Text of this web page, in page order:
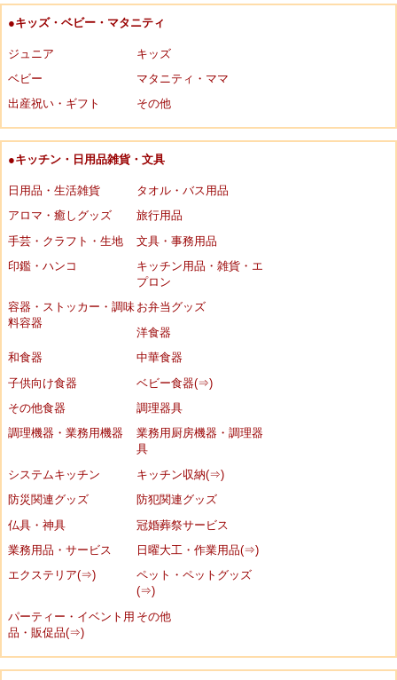
●キッズ・ベビー・マタニティ
ジュニア
キッズ
ベビー
マタニティ・ママ
出産祝い・ギフト
その他
●キッチン・日用品雑貨・文具
日用品・生活雑貨
タオル・バス用品
アロマ・癒しグッズ
旅行用品
手芸・クラフト・生地
文具・事務用品
印鑑・ハンコ
キッチン用品・雑貨・エ
プロン
容器・ストッカー・調味
料容器
お弁当グッズ
洋食器
和食器
中華食器
子供向け食器
ベビー食器(⇒)
その他食器
調理器具
調理機器・業務用機器
業務用厨房機器・調理器
具
システムキッチン
キッチン収納(⇒)
防災関連グッズ
防犯関連グッズ
仏具・神具
冠婚葬祭サービス
業務用品・サービス
日曜大工・作業用品(⇒)
エクステリア(⇒)
ペット・ペットグッズ
(⇒)
パーティー・イベント用
品・販促品(⇒)
その他